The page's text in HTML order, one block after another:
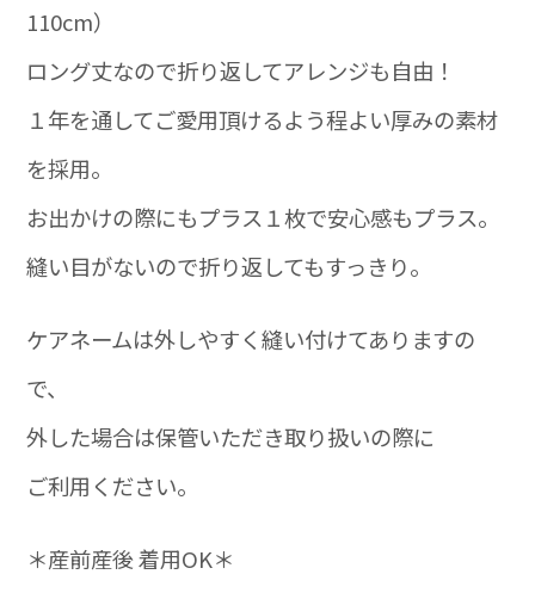
110cm）
ロング丈なので折り返してアレンジも自由！
１年を通してご愛用頂けるよう程よい厚みの素材
を採用。
お出かけの際にもプラス１枚で安心感もプラス。
縫い目がないので折り返してもすっきり。
ケアネームは外しやすく縫い付けてありますの
で、
外した場合は保管いただき取り扱いの際に
ご利用ください。
＊産前産後 着用OK＊